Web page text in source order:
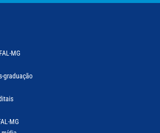
MG
graduação
MG